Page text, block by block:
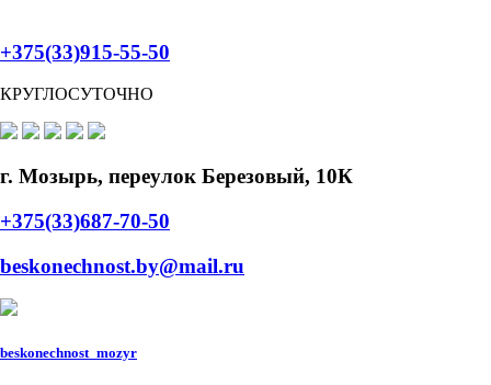
+375(33)915-55-50
КРУГЛОСУТОЧНО
г. Мозырь, переулок Березовый, 10К
+375(33)687-70-50
beskonechnost.by@mail.ru
beskonechnost_mozyr